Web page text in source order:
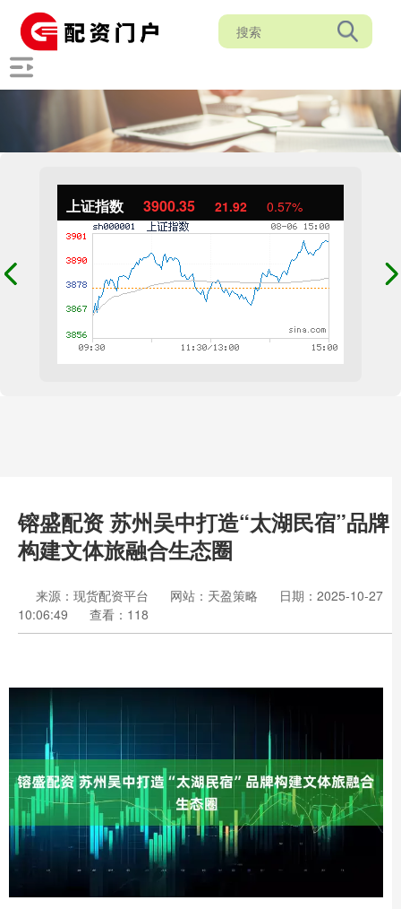
上证指数 3900.35 21.92 0.57%
镕盛配资 苏州吴中打造“太湖民宿”品牌
构建文体旅融合生态圈
来源：现货配资平台 网站：天盈策略
日期：2025-10-27
10:06:49
查看：118